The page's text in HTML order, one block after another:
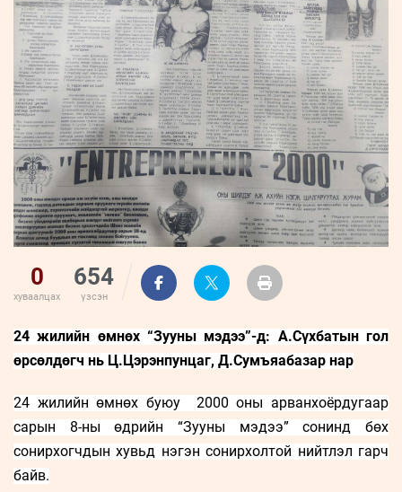
0
хуваалцах
654
үзсэн
24 жилийн өмнөх “Зууны мэдээ”-д: А.Сүхбатын гол
өрсөлдөгч нь Ц.Цэрэнпунцаг, Д.Сумъяабазар нар
24 жилийн өмнөх буюу 2000 оны арванхоёрдугаар
сарын 8-ны өдрийн “Зууны мэдээ” сонинд бөх
сонирхогчдын хувьд нэгэн сонирхолтой нийтлэл гарч
байв.